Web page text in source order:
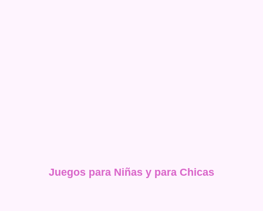
Juegos para Niñas y para Chicas